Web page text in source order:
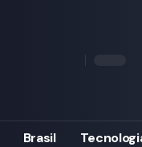
Brasil